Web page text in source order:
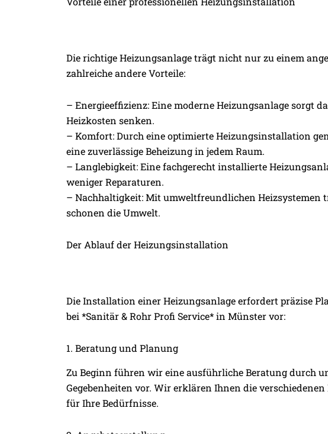
Die richtige Heizungsanlage trägt nicht nur zu einem
zahlreiche andere Vorteile:
– Energieeffizienz: Eine moderne Heizungsanlage sorgt
Heizkosten senken.
– Komfort: Durch eine optimierte Heizungsinstallation
eine zuverlässige Beheizung in jedem Raum.
– Langlebigkeit: Eine fachgerecht installierte
weniger Reparaturen.
– Nachhaltigkeit: Mit umweltfreundlichen Heizsystemen
schonen die Umwelt.
Der Ablauf der Heizungsinstallation
Die Installation einer Heizungsanlage erfordert präzise
bei *Sanitär & Rohr Profi Service* in Münster vor:
1. Beratung und Planung
Zu Beginn führen wir eine ausführliche Beratung durch
Gegebenheiten vor. Wir erklären Ihnen die
für Ihre Bedürfnisse.